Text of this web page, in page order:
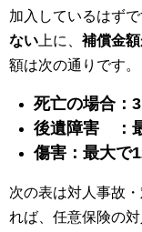
加入しているはずで
ない 上に、 補償金
額は次の通りです。
死亡の場合：
後遺障害 ：
傷害：最大で
次の表は対人事故
れば、任意保険の